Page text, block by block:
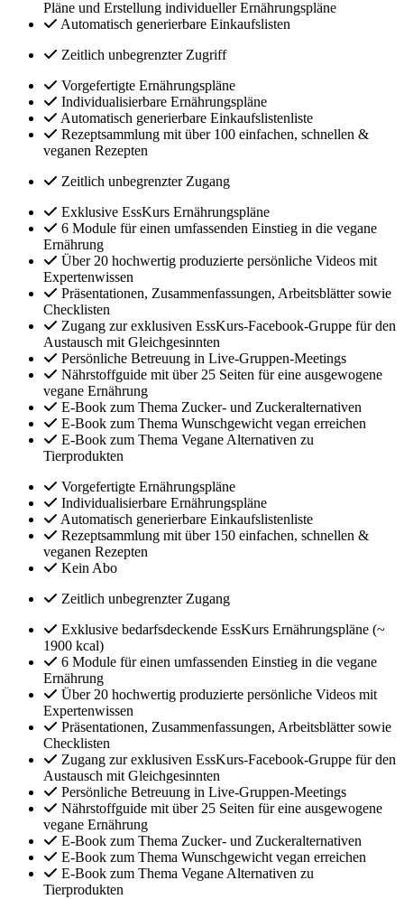
Pläne und Erstellung individueller Ernährungspläne
Automatisch generierbare Einkaufslisten
Zeitlich unbegrenzter Zugriff
Vorgefertigte Ernährungspläne
Individualisierbare Ernährungspläne
Automatisch generierbare Einkaufslistenliste
Rezeptsammlung mit über 100 einfachen, schnellen &
veganen Rezepten
Zeitlich unbegrenzter Zugang
Exklusive EssKurs Ernährungspläne
6 Module für einen umfassenden Einstieg in die vegane
Ernährung
Über 20 hochwertig produzierte persönliche Videos mit
Expertenwissen
Präsentationen, Zusammenfassungen, Arbeitsblätter sowie
Checklisten
Zugang zur exklusiven EssKurs-Facebook-Gruppe für den
Austausch mit Gleichgesinnten
Persönliche Betreuung in Live-Gruppen-Meetings
Nährstoffguide mit über 25 Seiten für eine ausgewogene
vegane Ernährung
E-Book zum Thema Zucker- und Zuckeralternativen
E-Book zum Thema Wunschgewicht vegan erreichen
E-Book zum Thema Vegane Alternativen zu
Tierprodukten
Vorgefertigte Ernährungspläne
Individualisierbare Ernährungspläne
Automatisch generierbare Einkaufslistenliste
Rezeptsammlung mit über 150 einfachen, schnellen &
veganen Rezepten
Kein Abo
Zeitlich unbegrenzter Zugang
Exklusive bedarfsdeckende EssKurs Ernährungspläne (~
1900 kcal)
6 Module für einen umfassenden Einstieg in die vegane
Ernährung
Über 20 hochwertig produzierte persönliche Videos mit
Expertenwissen
Präsentationen, Zusammenfassungen, Arbeitsblätter sowie
Checklisten
Zugang zur exklusiven EssKurs-Facebook-Gruppe für den
Austausch mit Gleichgesinnten
Persönliche Betreuung in Live-Gruppen-Meetings
Nährstoffguide mit über 25 Seiten für eine ausgewogene
vegane Ernährung
E-Book zum Thema Zucker- und Zuckeralternativen
E-Book zum Thema Wunschgewicht vegan erreichen
E-Book zum Thema Vegane Alternativen zu
Tierprodukten